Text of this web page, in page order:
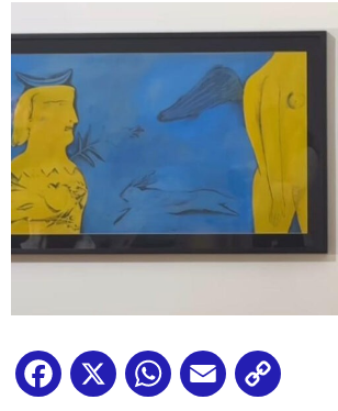
Facebook
X WhatsApp
Email